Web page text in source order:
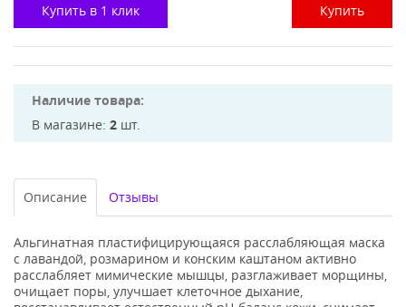
Купить в 1 клик Купить
Наличие товара:
В магазине: 2 шт.
Описание Отзывы
Альгинатная пластифицирующаяся расслабляющая маска
с лавандой, розмарином и конским каштаном активно
расслабляет мимические мышцы, разглаживает морщины,
очищает поры, улучшает клеточное дыхание,